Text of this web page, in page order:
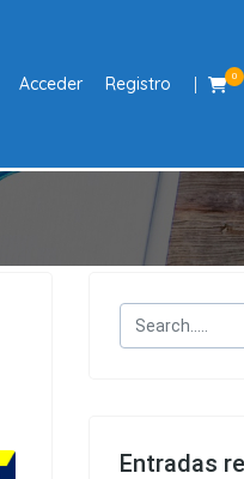
Acceder Registro 0
Entradas